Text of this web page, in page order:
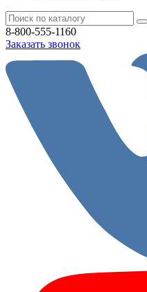
8-800-555-1160
Заказать звонок